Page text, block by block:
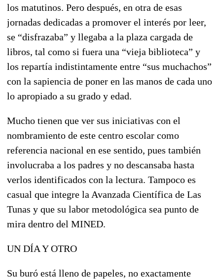
los matutinos. Pero después, en otra de esas
jornadas dedicadas a promover el interés por leer,
se “disfrazaba” y llegaba a la plaza cargada de
libros, tal como si fuera una “vieja biblioteca” y
los repartía indistintamente entre “sus muchachos”
con la sapiencia de poner en las manos de cada uno
lo apropiado a su grado y edad.
Mucho tienen que ver sus iniciativas con el
nombramiento de este centro escolar como
referencia nacional en ese sentido, pues también
involucraba a los padres y no descansaba hasta
verlos identificados con la lectura. Tampoco es
casual que integre la Avanzada Científica de Las
Tunas y que su labor metodológica sea punto de
mira dentro del MINED.
UN DÍA Y OTRO
Su buró está lleno de papeles, no exactamente